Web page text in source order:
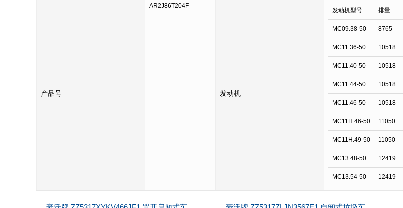
产品号
AR2J86T204F
发动机
发动机型号 排量
MC09.38-50 8765
MC11.36-50 10518
MC11.40-50 10518
MC11.44-50 10518
MC11.46-50 10518
MC11H.46-50 11050
MC11H.49-50 11050
MC13.48-50 12419
MC13.54-50 12419